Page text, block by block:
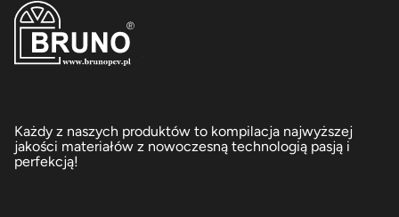
Każdy z naszych produktów to kompilacja najwyższej
jakości materiałów z nowoczesną technologią pasją i
perfekcją!